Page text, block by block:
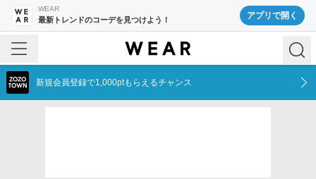
WEAR
最新トレンドのコーデを見つけよう！ アプリで開く
新規会員登録で1,000ptもらえるチャンス